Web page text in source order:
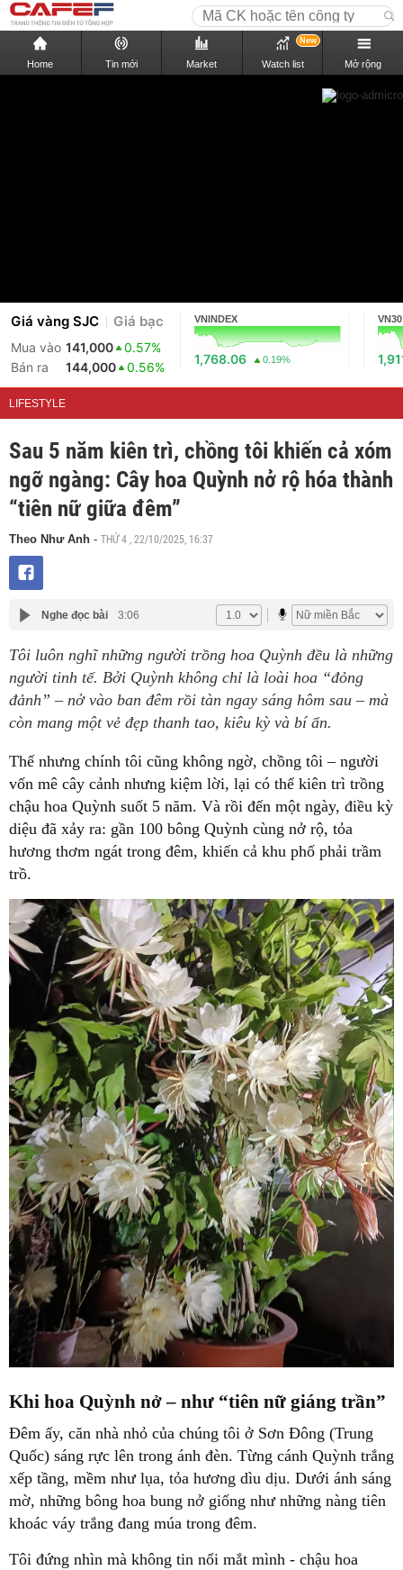
Home Tin mới Market Watch list
New
Mở rộng
Giá vàng SJC Giá bạc
Mua vào 141,000
0.57%
Bán ra
144,000 0.56%
VNINDEX
1,768.06 0.19%
VN30
LIFESTYLE
Sau 5 năm kiên trì, chồng tôi khiến cả xóm
ngỡ ngàng: Cây hoa Quỳnh nở rộ hóa thành
“tiên nữ giữa đêm”
Theo Như Anh - THỨ 4 , 22/10/2025, 16:37
Nghe đọc bài 3:06
Tôi luôn nghĩ những người trồng hoa Quỳnh đều là những
người tinh tế. Bởi Quỳnh không chỉ là loài hoa “đỏng
đảnh” – nở vào ban đêm rồi tàn ngay sáng hôm sau – mà
còn mang một vẻ đẹp thanh tao, kiêu kỳ và bí ẩn.
Thế nhưng chính tôi cũng không ngờ, chồng tôi – người
vốn mê cây cảnh nhưng kiệm lời, lại có thể kiên trì trồng
chậu hoa Quỳnh suốt 5 năm. Và rồi đến một ngày, điều kỳ
diệu đã xảy ra: gần 100 bông Quỳnh cùng nở rộ, tỏa
hương thơm ngát trong đêm, khiến cả khu phố phải trầm
trồ.
Khi hoa Quỳnh nở – như “tiên nữ giáng trần”
Đêm ấy, căn nhà nhỏ của chúng tôi ở Sơn Đông (Trung
Quốc) sáng rực lên trong ánh đèn. Từng cánh Quỳnh trắng
xếp tầng, mềm như lụa, tỏa hương dìu dịu. Dưới ánh sáng
mờ, những bông hoa bung nở giống như những nàng tiên
khoác váy trắng đang múa trong đêm.
Tôi đứng nhìn mà không tin nổi mắt mình - chậu hoa